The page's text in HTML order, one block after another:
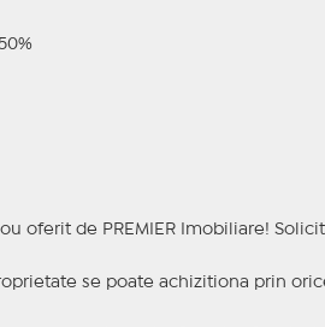
oferit de PREMIER Imobiliare!
se poate achizitiona prin